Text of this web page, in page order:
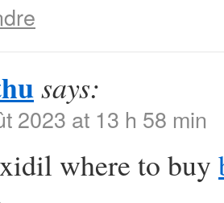
says:
2023 at 13 h 58 min
where to buy